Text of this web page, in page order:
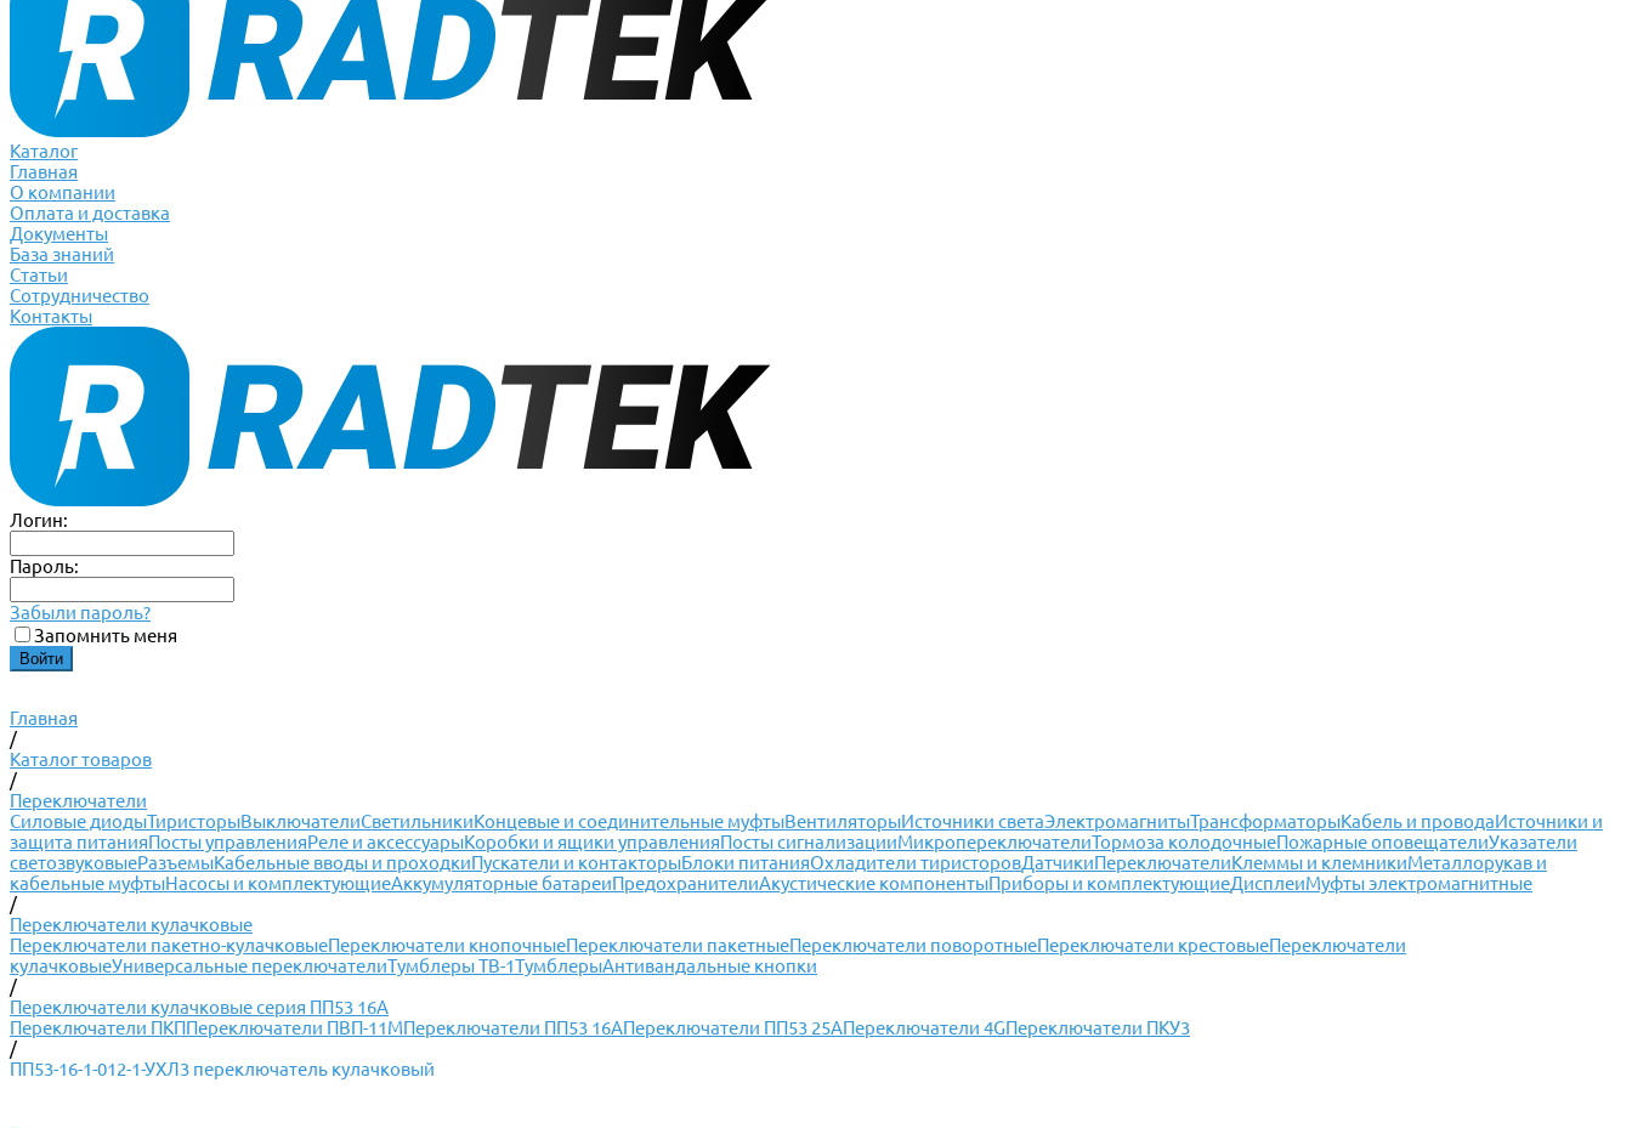
Каталог
Главная
О компании
Оплата и доставка
Документы
База знаний
Статьи
Сотрудничество
Контакты
Логин:
Пароль:
Забыли пароль?
Запомнить меня
Главная
/
Каталог товаров
/
Переключатели
Силовые диодыТиристорыВыключателиСветильникиКонцевые и соединительные муфтыВентиляторыИсточники светаЭлектромагнитыТрансформаторыКабель и проводаИсточники и
защита питанияПосты управленияРеле и аксессуарыКоробки и ящики управленияПосты сигнализацииМикропереключателиТормоза колодочныеПожарные оповещателиУказатели
светозвуковыеРазъемыКабельные вводы и проходкиПускатели и контакторыБлоки питанияОхладители тиристоровДатчикиПереключателиКлеммы и клемникиМеталлорукав и
кабельные муфтыНасосы и комплектующиеАккумуляторные батареиПредохранителиАкустические компонентыПриборы и комплектующиеДисплеиМуфты электромагнитные
/
Переключатели кулачковые
Переключатели пакетно-кулачковыеПереключатели кнопочныеПереключатели пакетныеПереключатели поворотныеПереключатели крестовыеПереключатели
кулачковыеУниверсальные переключателиТумблеры ТВ-1ТумблерыАнтивандальные кнопки
/
Переключатели кулачковые серия ПП53 16А
Переключатели ПКППереключатели ПВП-11МПереключатели ПП53 16АПереключатели ПП53 25АПереключатели 4GПереключатели ПКУ3
/
ПП53-16-1-012-1-УХЛ3 переключатель кулачковый